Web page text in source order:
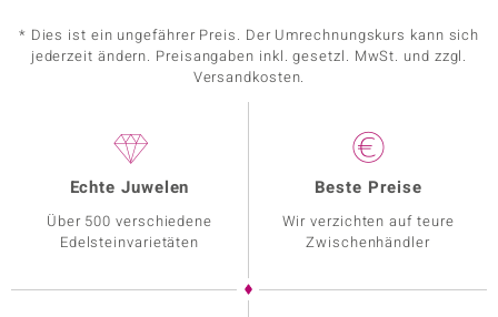
* Dies ist ein ungefährer Preis. Der Umrechnungskurs kann sich
jederzeit ändern. Preisangaben inkl. gesetzl. MwSt. und zzgl.
Versandkosten.
Echte Juwelen
Über 500 verschiedene
Edelsteinvarietäten
Beste Preise
Wir verzichten auf teure
Zwischenhändler